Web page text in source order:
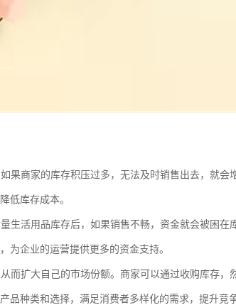
果商家的库存积压过多，无法及时销售出去，就会
低库存成本。
生活用品库存后，如果销售不畅，资金就会被困在
为企业的运营提供更多的资金支持。
而扩大自己的市场份额。商家可以通过收购库存，
种类和选择，满足消费者多样化的需求，提升竞争